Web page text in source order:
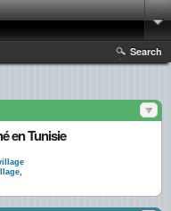
Search
en Tunisie
,